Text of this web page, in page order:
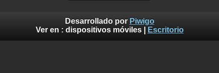
Desarrollado por Piwigo
Ver en : dispositivos móviles| Escritorio